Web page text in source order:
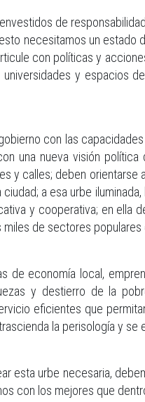
de
necesitamos un
con políticas y
y espacios
con las
una nueva visión
y calles; deben
a esa urbe
y cooperativa; en ella
de sectores
de economía local,
y destierro de la
eficientes que
la perisología y
esta urbe necesaria,
con los mejores que